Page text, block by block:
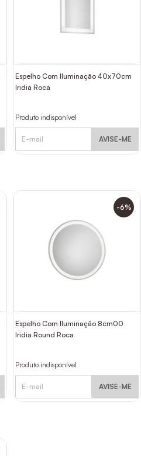
Espelho Com Iluminação 40x70cm
Iridia Roca
Produto indisponível
AVISE-ME
-6%
Espelho Com Iluminação 8cm00
Iridia Round Roca
Produto indisponível
AVISE-ME